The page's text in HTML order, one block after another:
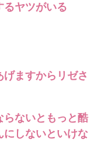
るヤツがいる
ますからリゼさ
らないともっと酷
にしないといけな